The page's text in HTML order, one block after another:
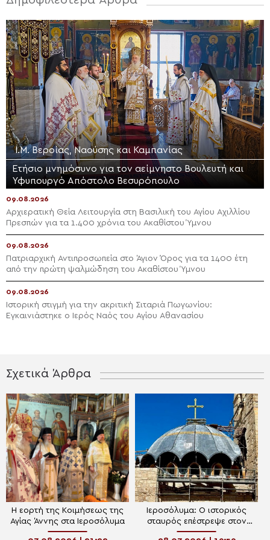
Ι.Μ. Βεροίας, Ναούσης και Καμπανίας
Ετήσιο μνημόσυνο για τον αείμνηστο Bουλευτή και
Υφυπουργό Απόστολο Βεσυρόπουλο
09.08.2026
Αρχιερατική Θεία Λειτουργία στη Βασιλική του Αγίου Αχιλλίου
Πρεσπών για τα 1.400 χρόνια του Ακαθίστου Ύμνου
09.08.2026
Πατριαρχική Αντιπροσωπεία στο Άγιον Όρος για τα 1400 έτη
από την πρώτη ψαλμώδηση του Ακαθίστου Ύμνου
09.08.2026
Ιστορική στιγμή για την ακριτική Σιταριά Πωγωνίου:
Εγκαινιάστηκε ο Ιερός Ναός του Αγίου Αθανασίου
Σχετικά Άρθρα
Η εορτή της Κοιμήσεως της
Αγίας Άννης στα Ιεροσόλυμα
Ιεροσόλυμα: Ο ιστορικός
σταυρός επέστρεψε στον
τρούλο του Ι.Ν. Αγίων